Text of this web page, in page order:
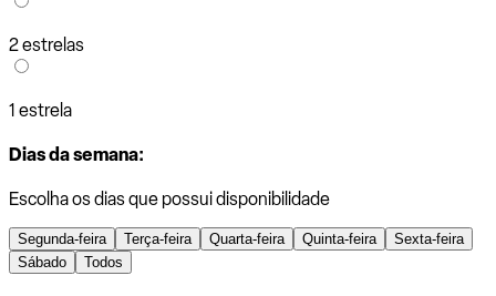
2 estrelas
1 estrela
Dias da semana:
Escolha os dias que possui disponibilidade
Segunda-feira Terça-feira Quarta-feira Quinta-feira
Sexta-feira
Sábado
Todos